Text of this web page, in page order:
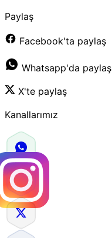
Paylaş
Facebook'ta paylaş
Whatsapp'da paylaş
X'te paylaş
Kanallarımız